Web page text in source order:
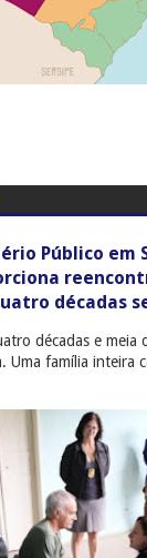
Público em
décadas
décadas e meia
Uma família inteira